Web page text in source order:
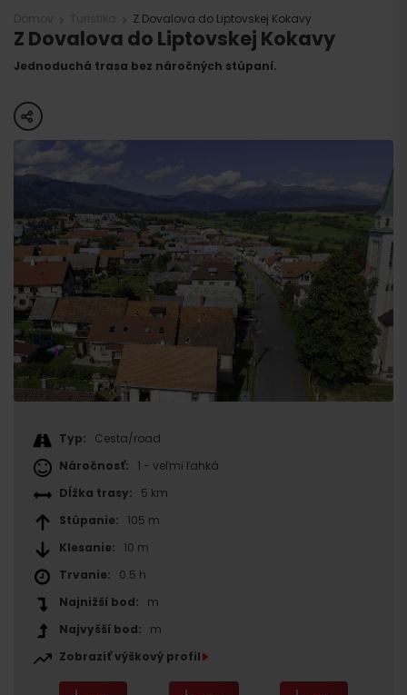
Z Dovalova do Liptovskej Kokavy
Z Dovalova do Liptovskej Kokavy
Jednoduchá trasa bez náročných stúpaní.
share
Typ:
Cesta/road
Náročnosť:
1 - veľmi ľahká
Dĺžka trasy:
5 km
Stúpanie:
105 m
Klesanie:
10 m
Trvanie:
0.5 h
Najnižší bod:
m
Najvyšší bod:
m
Zobraziť výškový profil